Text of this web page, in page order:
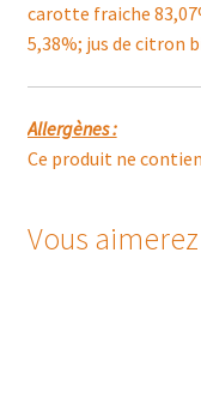
carotte fraiche
5,38%; jus de citron
Allergènes :
Ce produit ne
Vous